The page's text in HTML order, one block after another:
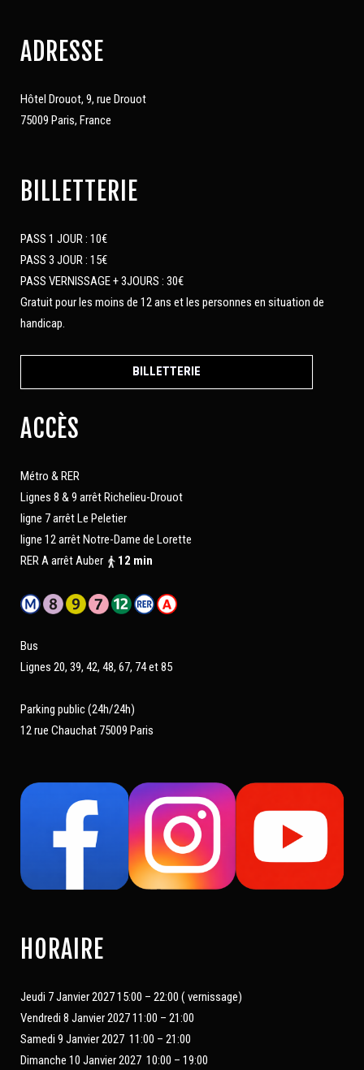
ADRESSE
Hôtel Drouot, 9, rue Drouot
75009 Paris, France
BILLETTERIE
PASS 1 JOUR : 10€
PASS 3 JOUR : 15€
PASS VERNISSAGE + 3JOURS : 30€
Gratuit pour les moins de 12 ans et les personnes en situation de
handicap.
BILLETTERIE
ACCÈS
Métro & RER
Lignes 8 & 9 arrêt Richelieu-Drouot
ligne 7 arrêt Le Peletier
ligne 12 arrêt Notre-Dame de Lorette
RER A arrêt Auber
12 min
Bus
Lignes 20, 39, 42, 48, 67, 74 et 85
Parking public (24h/24h)
12 rue Chauchat 75009 Paris
HORAIRE
Jeudi 7 Janvier 2027 15:00 – 22:00 ( vernissage)
Vendredi 8 Janvier 2027 11:00 – 21:00
Samedi 9 Janvier 2027 11:00 – 21:00
Dimanche 10 Janvier 2027 10:00 – 19:00